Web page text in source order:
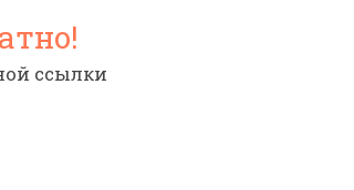
ссылки